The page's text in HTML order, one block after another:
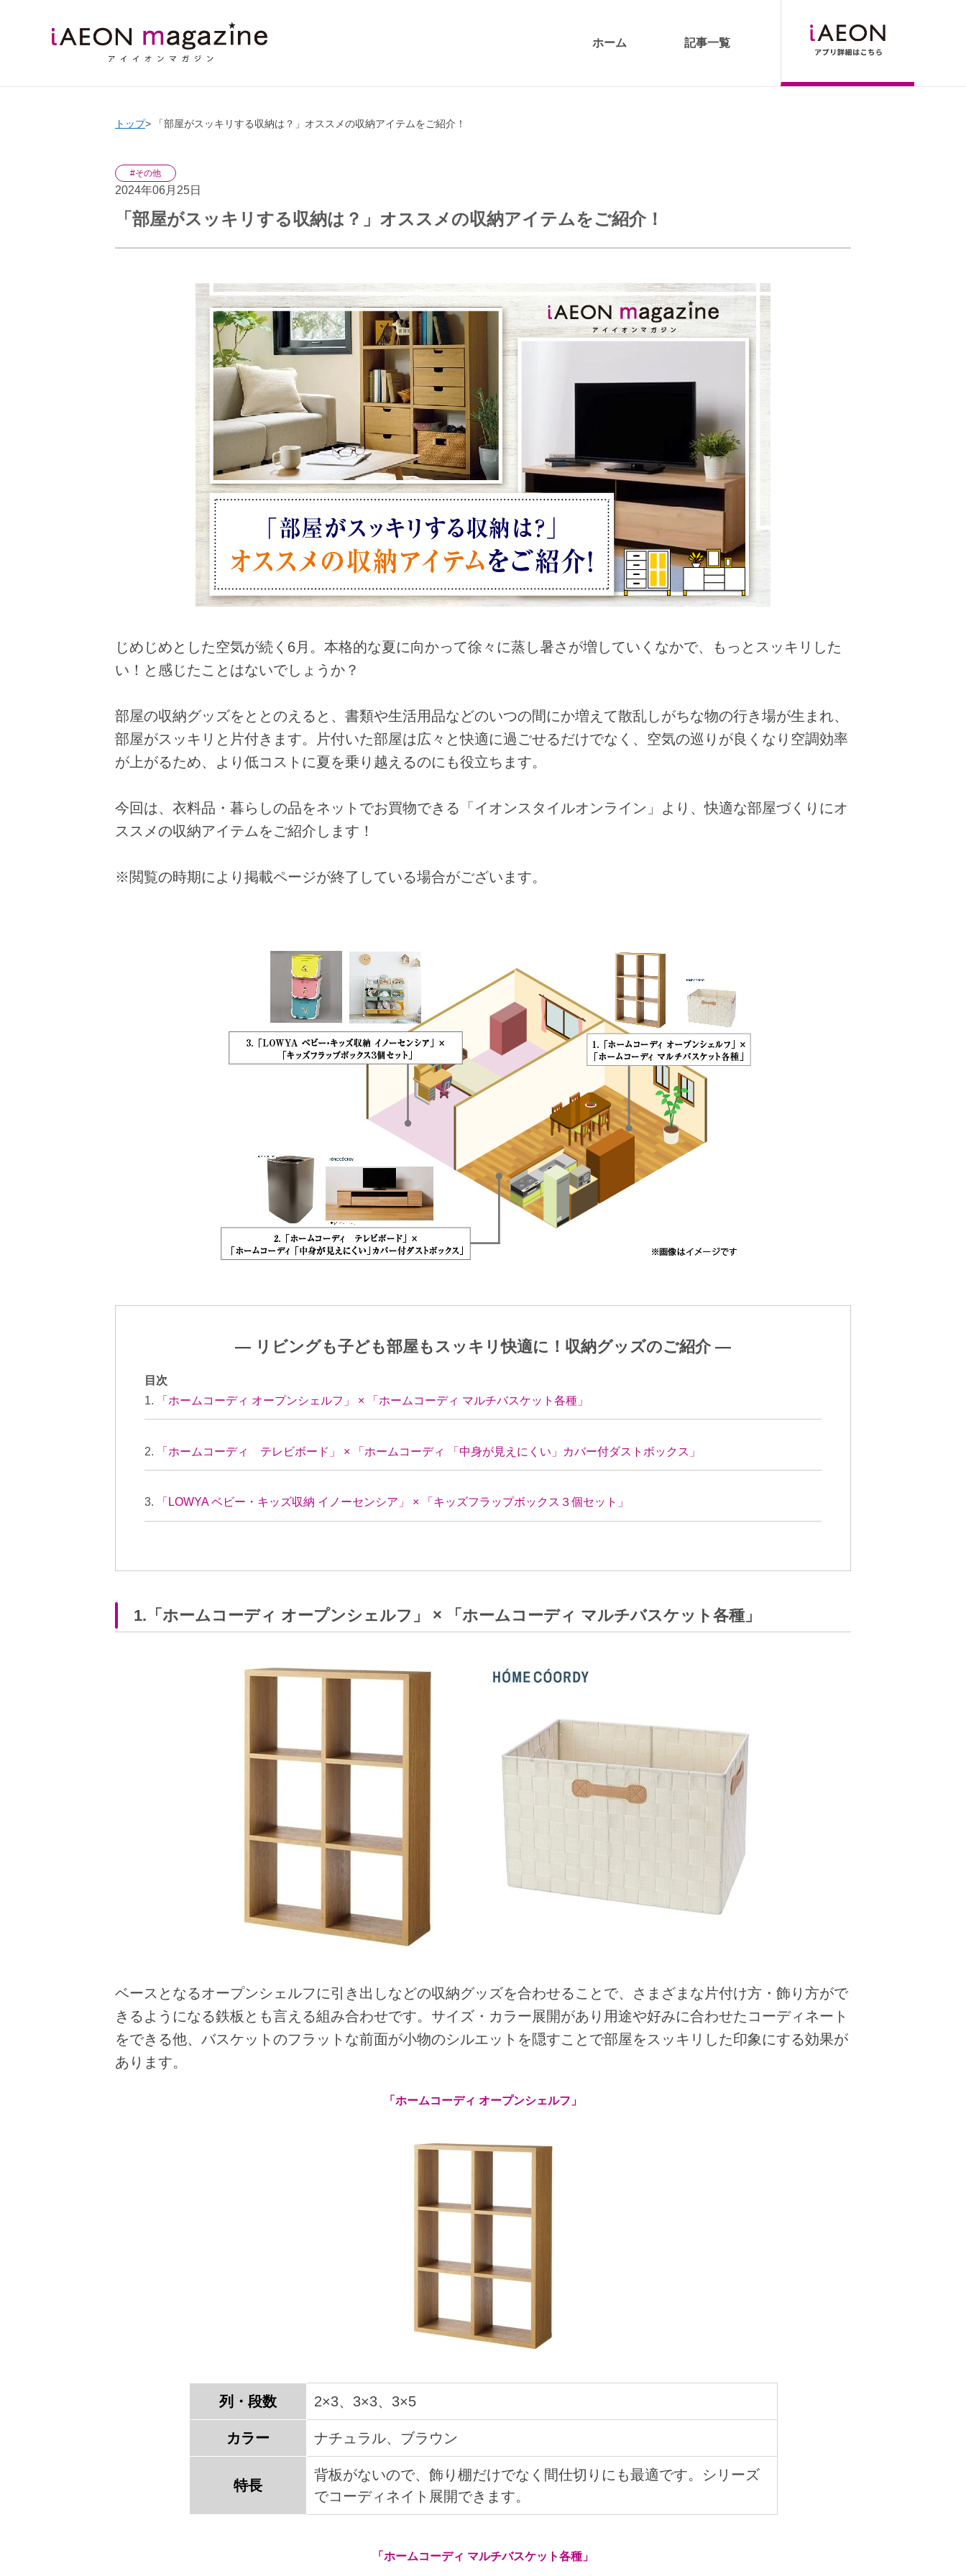
ホーム 記事一覧
トップ 「部屋がスッキリする収納は？」オススメの収納アイテムをご紹介！
#その他
2024年06月25日
「部屋がスッキリする収納は？」オススメの収納アイテムをご紹介！
じめじめとした空気が続く6月。本格的な夏に向かって徐々に蒸し暑さが増していくなかで、もっとスッキリした
い！と感じたことはないでしょうか？
部屋の収納グッズをととのえると、書類や生活用品などのいつの間にか増えて散乱しがちな物の行き場が生まれ、
部屋がスッキリと片付きます。片付いた部屋は広々と快適に過ごせるだけでなく、空気の巡りが良くなり空調効率
が上がるため、より低コストに夏を乗り越えるのにも役立ちます。
今回は、衣料品・暮らしの品をネットでお買物できる「イオンスタイルオンライン」より、快適な部屋づくりにオ
ススメの収納アイテムをご紹介します！
※閲覧の時期により掲載ページが終了している場合がございます。
― リビングも子ども部屋もスッキリ快適に！収納グッズのご紹介 ―
目次
「ホームコーディ オープンシェルフ」 × 「ホームコーディ マルチバスケット各種」
「ホームコーディ テレビボード」 × 「ホームコーディ 「中身が見えにくい」カバー付ダストボックス」
「LOWYA ベビー・キッズ収納 イノーセンシア」 × 「キッズフラップボックス３個セット」
1.「ホームコーディ オープンシェルフ」 × 「ホームコーディ マルチバスケット各種」
ベースとなるオープンシェルフに引き出しなどの収納グッズを合わせることで、さまざまな片付け方・飾り方がで
きるようになる鉄板とも言える組み合わせです。サイズ・カラー展開があり用途や好みに合わせたコーディネート
をできる他、バスケットのフラットな前面が小物のシルエットを隠すことで部屋をスッキリした印象にする効果が
あります。
「ホームコーディ オープンシェルフ」
列・段数 2×3、3×3、3×5
カラー ナチュラル、ブラウン
特長
背板がないので、飾り棚だけでなく間仕切りにも最適です。シリーズ
でコーディネイト展開できます。
「ホームコーディ マルチバスケット各種」